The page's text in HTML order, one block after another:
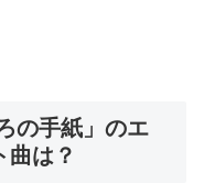
の手紙」のエ
曲は？